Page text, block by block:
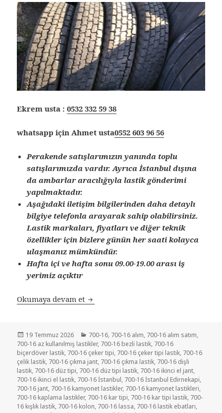
Ekrem usta :0532 332 59 38
whatsapp için Ahmet usta0552 603 96 56
Perakende satışlarımızın yanında toplu
satışlarımızda vardır. Ayrıca İstanbul dışına
da ambarlar aracılığıyla lastik gönderimi
yapılmaktadır.
Aşağıdaki iletişim bilgilerinden daha detaylı
bilgiye telefonla arayarak sahip olabilirsiniz.
Lastik markaları, fiyatları ve diğer teknik
özellikler için bizlere günün her saati kolayca
ulaşmanız mümkündür.
Hafta içi ve hafta sonu 09.00-19.00 arası iş
yerimiz açıktır
Okumaya devam et SATILIK 700-16 İKİNCİ EL ÇIKMA
Yayın
tarihi
19 Temmuz 2026 Kategoriler
700-16, 700-16 alım, 700-16 alım satım,
700-16 az kullanılmış lastikler, 700-16 bezli lastik, 700-16
biçerdöver lastik, 700-16 çeker tipi, 700-16 çeker tipi lastik, 700-16
çelik lastik, 700-16 çıkma jant, 700-16 çıkma lastik, 700-16 dişli
lastik, 700-16 düz tipi, 700-16 düz tipi lastik, 700-16 ikinci el jant,
700-16 ikinci el lastik, 700-16 İstanbul, 700-16 İstanbul Edirnekapi,
700-16 jant, 700-16 kamyonet lastikler, 700-16 kamyonet lastikleri,
700-16 kaplama lastikler, 700-16 kar tipi, 700-16 kar tipi lastik, 700-
16 kışlık lastik, 700-16 kolon, 700-16 lassa, 700-16 lastik ebatları,